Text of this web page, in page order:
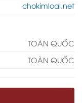
chokimloai.net
TOÀN QUỐC
TOÀN QUỐC